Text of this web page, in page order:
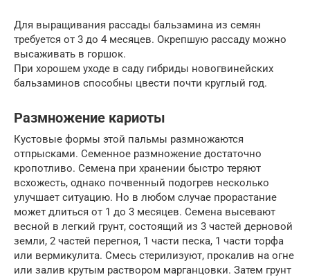
Для выращивания рассады бальзамина из семян
требуется от 3 до 4 месяцев. Окрепшую рассаду можно
высаживать в горшок.
При хорошем уходе в саду гибриды новогвинейских
бальзаминов способны цвести почти круглый год.
Размножение кариоты
Кустовые формы этой пальмы размножаются
отпрысками. Семенное размножение достаточно
кропотливо. Семена при хранении быстро теряют
всхожесть, однако почвенный подогрев несколько
улучшает ситуацию. Но в любом случае прорастание
может длиться от 1 до 3 месяцев. Семена высевают
весной в легкий грунт, состоящий из 3 частей дерновой
земли, 2 частей перегноя, 1 части песка, 1 части торфа
или вермикулита. Смесь стерилизуют, прокалив на огне
или залив крутым раствором марганцовки. Затем грунт